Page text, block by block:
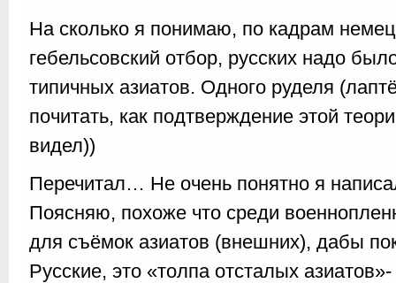
На сколько я понимаю, по кадрам
гебельсовский отбор, русских надо
типичных азиатов. Одного руделя
почитать, как подтверждение этой
видел))
Перечитал… Не очень понятно я
Поясняю, похоже что среди
для съёмок азиатов (внешних), дабы
Русские, это «толпа отсталых